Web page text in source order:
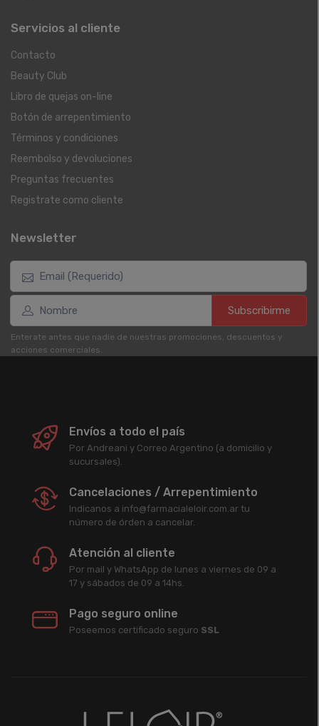
Servicios al cliente
Contacto
Beauty Club
Libro de quejas on-line
Botón de arrepentimiento
Términos y condiciones
Reembolso y devoluciones
Preguntas frecuentes
Registrate como cliente
Newsletter
Subscribirme
Enterate antes que nadie de nuestras promociones, descuentos y
acciones comerciales.
Envíos a todo el país
Por Andreani y Correo Argentino (a domicilio y
sucursales).
Cancelaciones / Arrepentimiento
Indicanos a info@farmacialeloir.com.ar tu
número de órden a cancelar.
Atención al cliente
Por mail y WhatsApp de lunes a viernes de 09 a
17 y sábados de 09 a 14hs.
Pago seguro online
Poseemos certificado seguro SSL